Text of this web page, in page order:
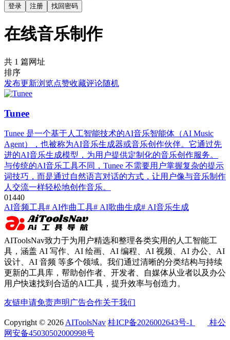
登录 注册 找回密码
在线音乐制作
共 1 篇网址
排序
发布更新浏览点赞收藏评论随机
Tunee
Tunee 是一个基于人工智能技术的AI音乐智能体（AI Music
Agent），也被称为AI音乐生成器或音乐创作伙伴。它通过先
进的AI音乐生成模型，为用户提供定制化的音乐创作服务。
与传统的AI音乐工具不同，Tunee 不需要用户掌握复杂的提示
词技巧，而是通过自然语言对话的方式，让用户像与音乐制作
人交流一样轻松地创作音乐。
01440
AI音频工具# AI作曲工具# AI歌曲生成# AI音乐生成
AIToolsNav致力于为用户精选和整理各类实用的人工智能工
具，涵盖 AI 写作、AI 绘画、AI 编程、AI 视频、AI 办公、AI
设计、AI 音频 等多个领域。我们通过清晰的分类结构与持续
更新的工具库，帮助创作者、开发者、自媒体从业者以及办公
用户快速找到合适的AI工具，提升效率与创造力。
友链申请免责声明 广告合作关于我们
Copyright © 2026 AIToolsNav 桂ICP备2026002643号-1
桂公
网安备45030502000998号